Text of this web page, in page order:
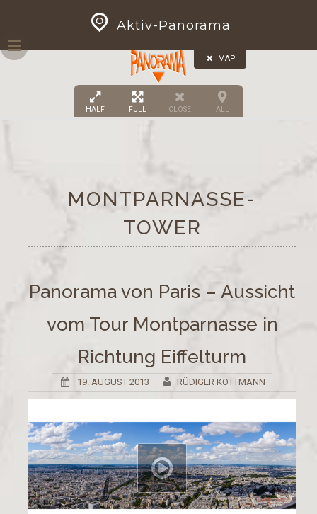
content
Aktiv-Panorama
MAP
HALF FULL CLOSE ALL
MONTPARNASSE-
TOWER
Panorama von Paris – Aussicht
vom Tour Montparnasse in
Richtung Eiffelturm
19. AUGUST 2013 RÜDIGER KOTTMANN